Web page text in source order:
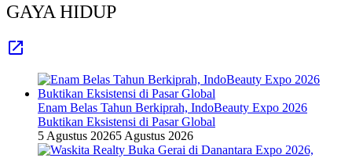
GAYA HIDUP
Enam Belas Tahun Berkiprah, IndoBeauty Expo 2026
Buktikan Eksistensi di Pasar Global
5 Agustus 20265 Agustus 2026